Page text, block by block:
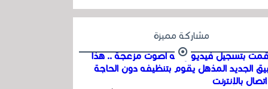
في...
مشاركة مميزة
بتسجيل فيديو وفيه أصوت مزعجة .. هذا
الجديد المذهل يقوم بتنظيفه دون الحاجة
بالإنترنت